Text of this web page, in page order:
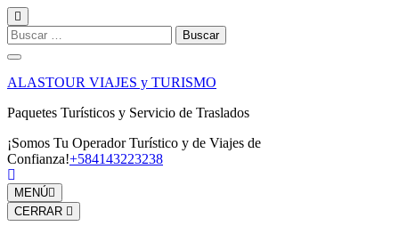
Saltar
al
contenido
(presiona
la
tecla
Intro)
Buscar:
ALASTOUR VIAJES y TURISMO
Paquetes Turísticos y Servicio de Traslados
¡Somos Tu Operador Turístico y de Viajes de
Confianza!+584143223238
MENÚ
CERRAR